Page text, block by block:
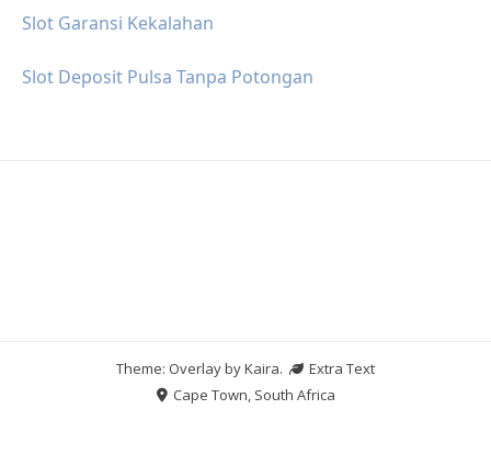
Slot Garansi Kekalahan
Slot Deposit Pulsa Tanpa Potongan
Theme: Overlay byKaira.
Extra Text
Cape Town, South Africa